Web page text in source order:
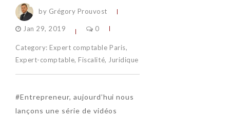
by Grégory Prouvost
Jan 29, 2019 0
Category: Expert comptable Paris,
Expert-comptable, Fiscalité, Juridique
#Entrepreneur, aujourd’hui nous
lançons une série de vidéos